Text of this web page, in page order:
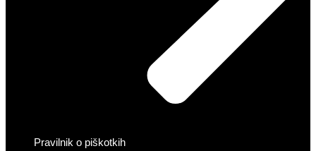
Pravilnik o piškotkih